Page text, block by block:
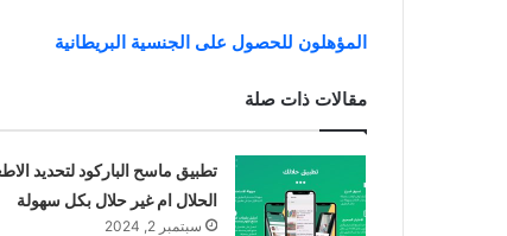
المؤهلون للحصول على الجنسية البريطانية
مقالات ذات صلة
تطبيق ماسح الباركود لتحديد
الحلال ام غير حلال بكل سهولة
سبتمبر 2, 2024